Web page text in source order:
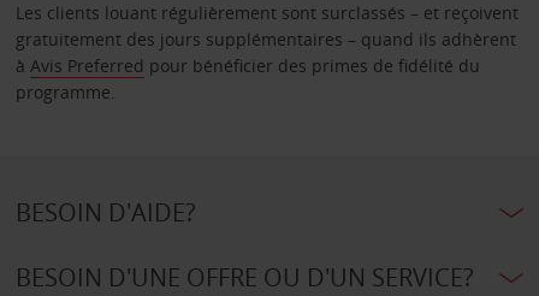
Les clients louant régulièrement sont surclassés – et reçoivent
gratuitement des jours supplémentaires – quand ils adhèrent
à Avis Preferred pour bénéficier des primes de fidélité du
programme.
BESOIN D'AIDE?
BESOIN D'UNE OFFRE OU D'UN SERVICE?